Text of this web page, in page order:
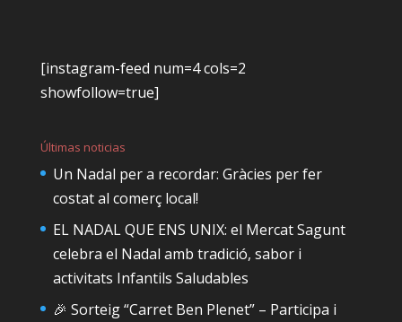
[instagram-feed num=4 cols=2
showfollow=true]
Últimas noticias
Un Nadal per a recordar: Gràcies per fer
costat al comerç local!
EL NADAL QUE ENS UNIX: el Mercat Sagunt
celebra el Nadal amb tradició, sabor i
activitats Infantils Saludables
🎉 Sorteig “Carret Ben Plenet” – Participa i